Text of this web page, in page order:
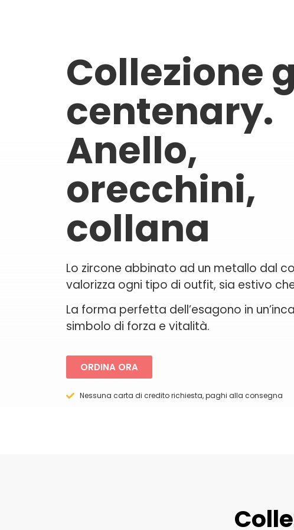
Collezione
centenary.
Anello,
orecchini,
collana
Lo zircone abbinato ad un metallo dal
valorizza ogni tipo di outfit, sia estivo
La forma perfetta dell’esagono in
simbolo di forza e vitalità.
ORDINA ORA
Nessuna carta di credito richiesta, paghi alla consegna